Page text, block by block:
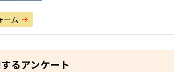
ーム
るアンケート